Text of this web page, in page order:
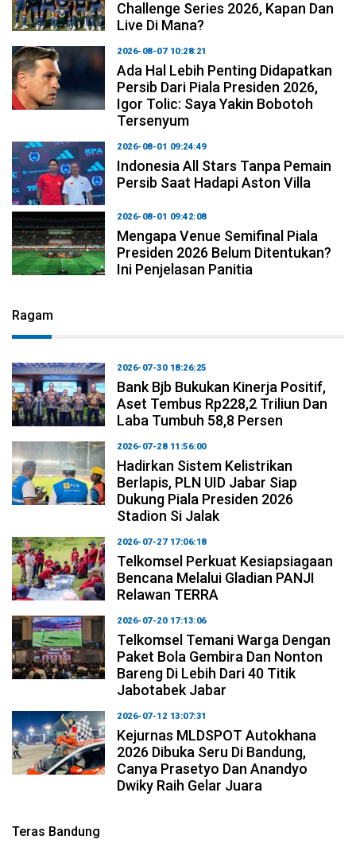
Challenge Series 2026, Kapan Dan
Live Di Mana?
2026-08-07 10:28:21
Ada Hal Lebih Penting Didapatkan
Persib Dari Piala Presiden 2026,
Igor Tolic: Saya Yakin Bobotoh
Tersenyum
2026-08-01 09:24:49
Indonesia All Stars Tanpa Pemain
Persib Saat Hadapi Aston Villa
2026-08-01 09:42:08
Mengapa Venue Semifinal Piala
Presiden 2026 Belum Ditentukan?
Ini Penjelasan Panitia
Ragam
2026-07-30 18:26:25
Bank Bjb Bukukan Kinerja Positif,
Aset Tembus Rp228,2 Triliun Dan
Laba Tumbuh 58,8 Persen
2026-07-28 11:56:00
Hadirkan Sistem Kelistrikan
Berlapis, PLN UID Jabar Siap
Dukung Piala Presiden 2026
Stadion Si Jalak
2026-07-27 17:06:18
Telkomsel Perkuat Kesiapsiagaan
Bencana Melalui Gladian PANJI
Relawan TERRA
2026-07-20 17:13:06
Telkomsel Temani Warga Dengan
Paket Bola Gembira Dan Nonton
Bareng Di Lebih Dari 40 Titik
Jabotabek Jabar
2026-07-12 13:07:31
Kejurnas MLDSPOT Autokhana
2026 Dibuka Seru Di Bandung,
Canya Prasetyo Dan Anandyo
Dwiky Raih Gelar Juara
Teras Bandung